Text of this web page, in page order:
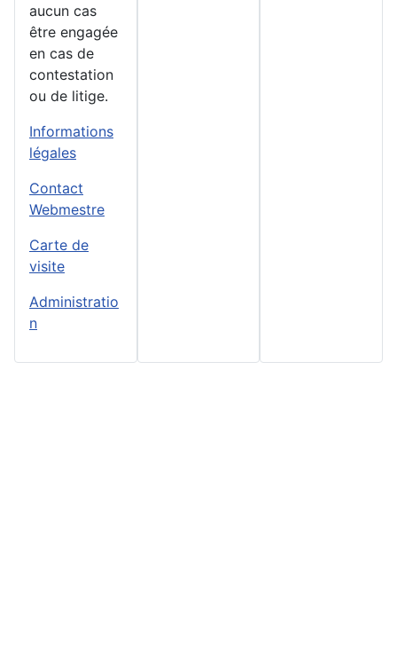
aucun cas
être engagée
en cas de
contestation
ou de litige.
Informations
légales
Contact
Webmestre
Carte de
visite
Administratio
n